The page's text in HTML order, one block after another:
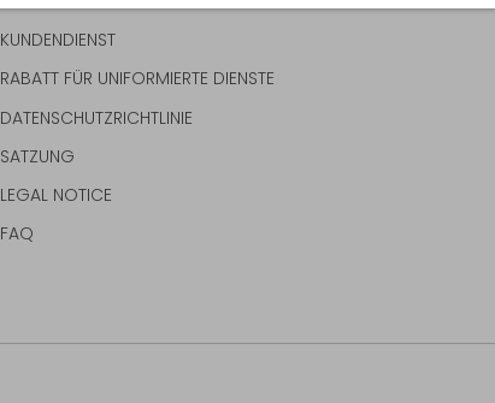
KUNDENDIENST
RABATT FÜR UNIFORMIERTE DIENSTE
DATENSCHUTZRICHTLINIE
SATZUNG
LEGAL NOTICE
FAQ